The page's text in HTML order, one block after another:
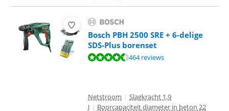
Bosch PBH 2500 SRE + 6-delige
SDS-Plus borenset
Beoordeling is 9,0 van de 10, gebaseerd op 464 reviews.
464 reviews
Netstroom | Slagkracht 1,9
J | Boorcapaciteit diameter in beton 22